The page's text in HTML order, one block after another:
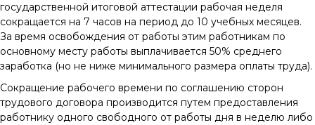
государственной итоговой аттестации рабочая неделя
сокращается на 7 часов на период до 10 учебных месяцев.
За время освобождения от работы этим работникам по
основному месту работы выплачивается 50% среднего
заработка (но не ниже минимального размера оплаты труда).
Сокращение рабочего времени по соглашению сторон
трудового договора производится путем предоставления
работнику одного свободного от работы дня в неделю либо